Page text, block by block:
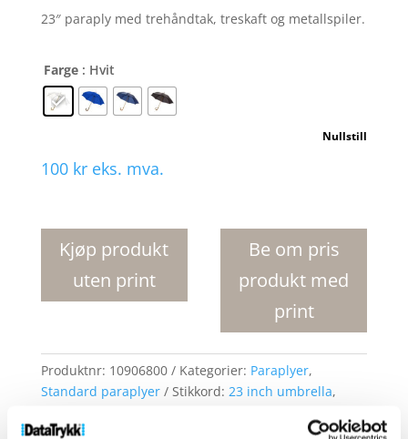
23″ paraply med trehåndtak, treskaft og metallspiler.
Farge : Hvit
Nullstill
100 kr eks. mva.
paraply
treskaft
og
antall
Kjøp produkt
uten print
Be om pris
produkt med
print
Produktnr: 10906800 Kategorier: Paraplyer,
Standard paraplyer
Stikkord: 23 inch umbrella,